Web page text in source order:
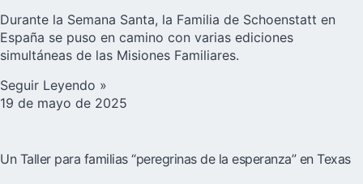
Durante la Semana Santa, la Familia de Schoenstatt en
España se puso en camino con varias ediciones
simultáneas de las Misiones Familiares.
Seguir Leyendo »
19 de mayo de 2025
Un Taller para familias “peregrinas de la esperanza” en Texas